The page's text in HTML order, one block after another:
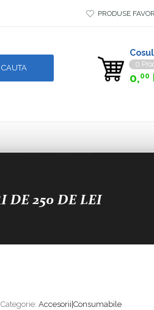
PRODUSE
0
0,00
Categorie:Accesorii|Consumabile